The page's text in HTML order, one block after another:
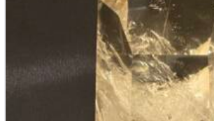
Citrine Naturelle Repolie
175€